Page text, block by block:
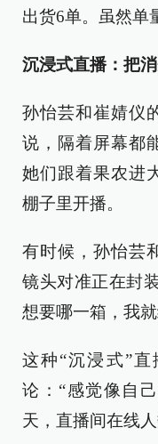
出货6单。虽然单
沉浸式直播：把
孙怡芸和崔婧仪
说，隔着屏幕都
她们跟着果农进
棚子里开播。
有时候，孙怡芸
镜头对准正在封
想要哪一箱，我
这种“沉浸式”
论：“感觉像自
天，直播间在线